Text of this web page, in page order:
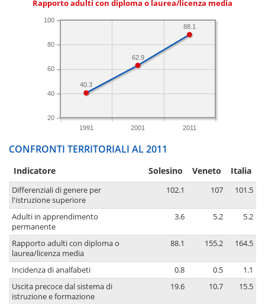
Rapporto adulti con diploma o laurea/licenza media
1991 2001 2011
20
40
60
80
100
88.1
62.9
40.3
CONFRONTI TERRITORIALI AL 2011
Indicatore Solesino Veneto Italia
Differenziali di genere per
l'istruzione superiore
102.1 107 101.5
Adulti in apprendimento
permanente
3.6 5.2 5.2
Rapporto adulti con diploma o
laurea/licenza media
88.1 155.2 164.5
Incidenza di analfabeti 0.8 0.5
1.1
Uscita precoce dal sistema di
istruzione e formazione
19.6 10.7 15.5